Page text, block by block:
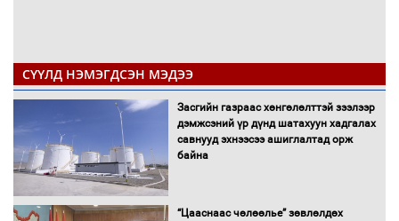
СҮҮЛД НЭМЭГДСЭН МЭДЭЭ
Засгийн газраас хөнгөлөлттэй зээлээр
дэмжсэний үр дүнд шатахуун хадгалах
савнууд эхнээсээ ашиглалтад орж
байна
“Цааснаас чөлөөлье” зөвлөлдөх